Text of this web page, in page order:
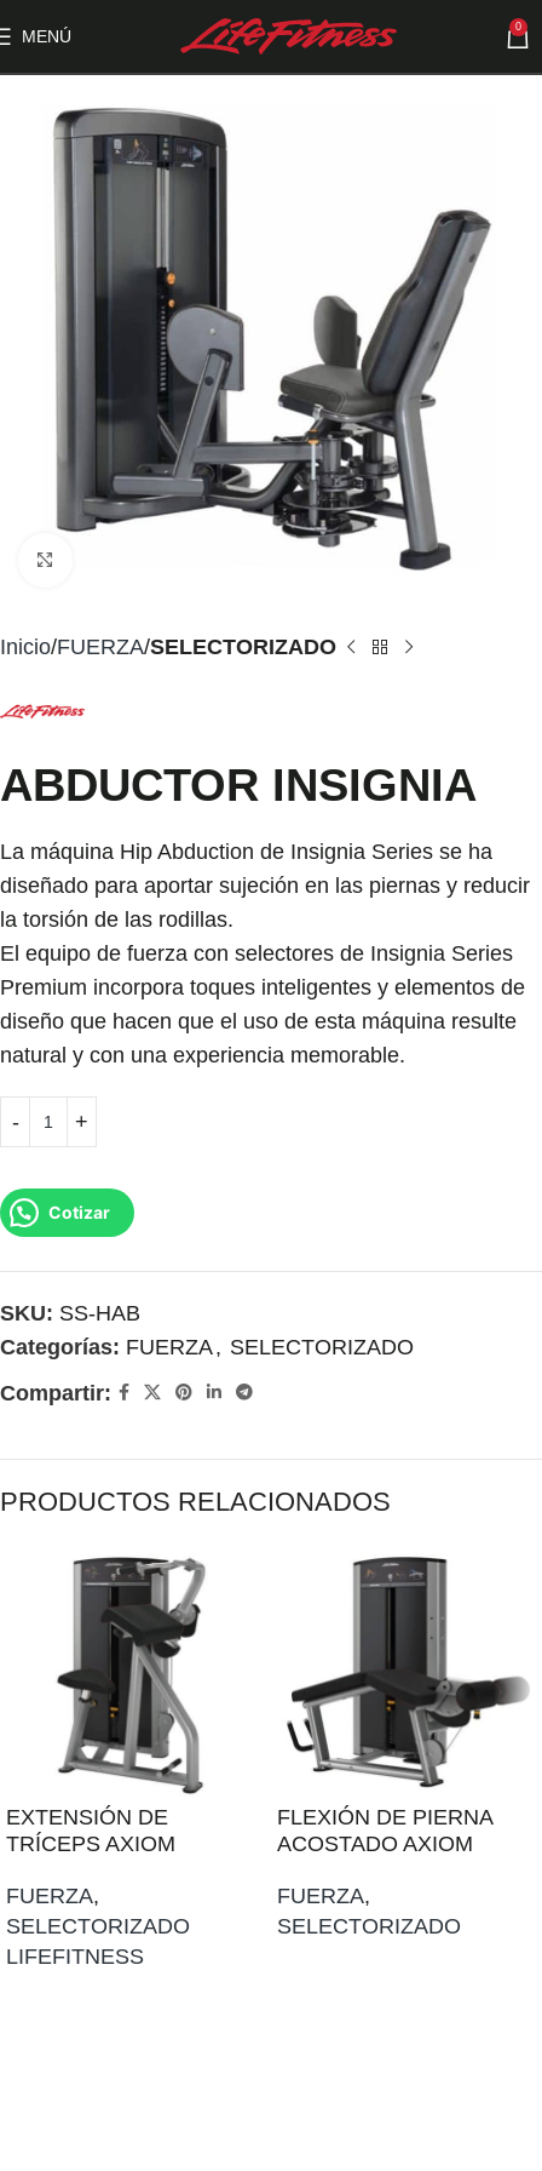
MENÚ 0
Inicio FUERZA SELECTORIZADO
ABDUCTOR INSIGNIA
La máquina Hip Abduction de Insignia Series se ha
diseñado para aportar sujeción en las piernas y reducir
la torsión de las rodillas.
El equipo de fuerza con selectores de Insignia Series
Premium incorpora toques inteligentes y elementos de
diseño que hacen que el uso de esta máquina resulte
natural y con una experiencia memorable.
Cotizar
SKU: SS-HAB
Categorías: FUERZA, SELECTORIZADO
Compartir:
PRODUCTOS RELACIONADOS
EXTENSIÓN DE
TRÍCEPS AXIOM
FUERZA,
SELECTORIZADO
LIFEFITNESS
FLEXIÓN DE PIERNA
ACOSTADO AXIOM
FUERZA,
SELECTORIZADO